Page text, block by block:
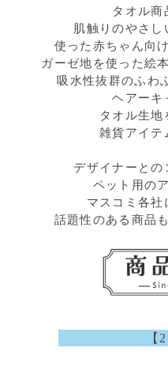
タオル商
肌触りのやさし
使った赤ちゃん向
ガーゼ地を使った絵
吸水性抜群のふわ
ヘアーキ
タオル生地
雑貨アイテ
デザイナーとの
ペット用の
マスコミ各社
話題性のある商品
【